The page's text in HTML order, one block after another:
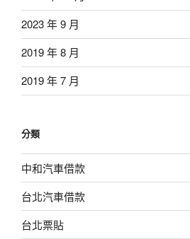
2023 年 9 月
2019 年 8 月
2019 年 7 月
分類
中和汽車借款
台北汽車借款
台北票貼